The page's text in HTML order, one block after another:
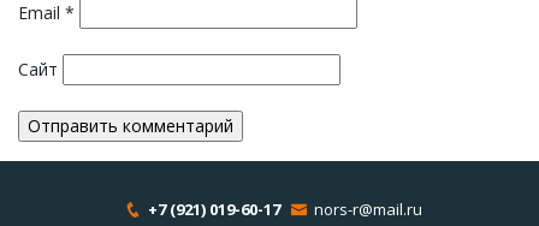
Email *
Сайт
+7 (921) 019-60-17 nors-r@mail.ru